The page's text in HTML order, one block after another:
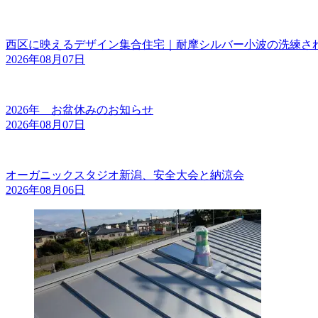
西区に映えるデザイン集合住宅｜耐摩シルバー小波の洗練さ
2026年08月07日
2026年 お盆休みのお知らせ
2026年08月07日
オーガニックスタジオ新潟、安全大会と納涼会
2026年08月06日